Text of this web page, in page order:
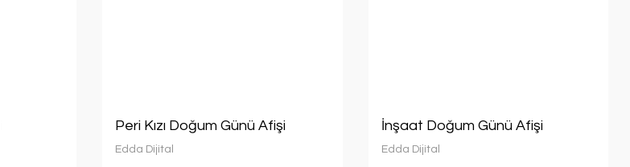
Peri Kızı Doğum Günü Afişi
Edda Dijital
İnşaat Doğum Günü Afişi
Edda Dijital